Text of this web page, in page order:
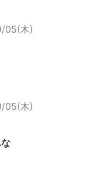
05(木)
05(木)